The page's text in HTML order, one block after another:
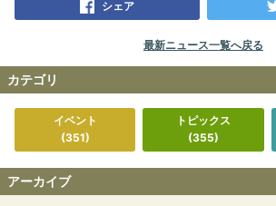
シェア
最新ニュース一覧へ戻る
カテゴリ
イベント
(351)
トピックス
(355)
アーカイブ